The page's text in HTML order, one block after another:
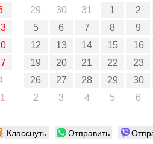
29
30 31 1
2
5
6 7 8
9
12
13 14 15
16
19
20 21 22
23
26
27 28 29
30
2
3 4 5 6
Класснуть Отправить